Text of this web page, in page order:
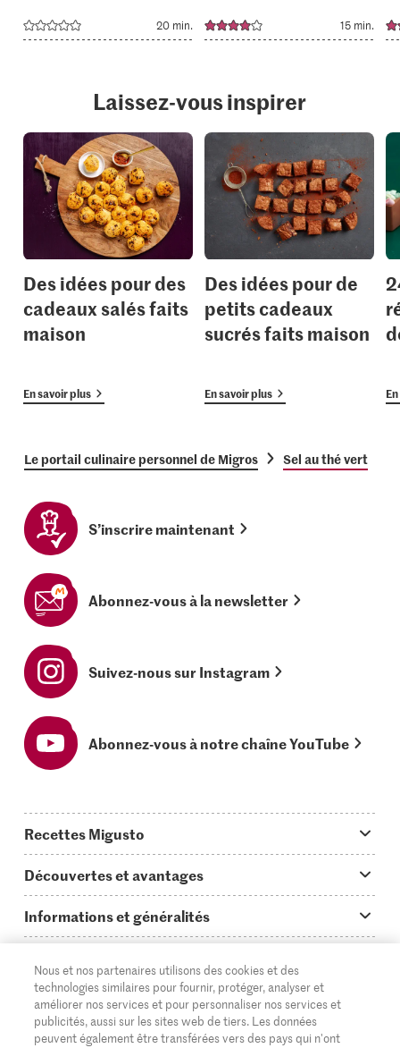
20 min. 15 min.
Laissez-vous inspirer
Des idées pour des
cadeaux salés faits
maison
En savoir plus
Des idées pour de
petits cadeaux
sucrés faits maison
En savoir plus
Le portail culinaire personnel de Migros Sel au thé vert
S’inscrire maintenant
Abonnez-vous à la newsletter
Suivez-nous sur Instagram
Abonnez-vous à notre chaîne YouTube
Recettes Migusto
Idées de menus
Plats principaux
Simple & vite prêt
Apéritif
Découvertes et avantages
On en parle...
Tutoriels
Glossaire des ingrédients
Informations et généralités
Questions concernant Migusto
Cuisiner avec Migusto
Service clientèle & contact
Supermarché
Migros Online
DE FR IT
Nous et nos partenaires utilisons des cookies et des
technologies similaires pour fournir, protéger, analyser et
améliorer nos services et pour personnaliser nos services et
publicités, aussi sur les sites web de tiers. Les données
peuvent également être transférées vers des pays qui n'ont